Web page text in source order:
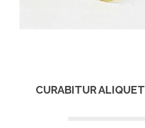
CURABITUR ALIQUET